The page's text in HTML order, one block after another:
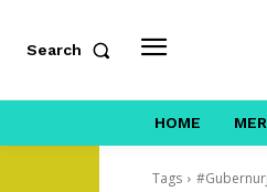
Search
HOME
Tags